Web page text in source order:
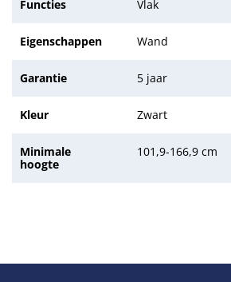
Functies Vlak
Eigenschappen Wand
Garantie 5 jaar
Kleur Zwart
Minimale
hoogte
101,9-166,9 cm